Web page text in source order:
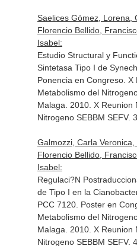
Saelices Gómez, Lorena,
Florencio Bellido,
Isabel:
Estudio Structural y
Sintetasa Tipo I de
Ponencia en Congreso.
Metabolismo del
Malaga. 2010. X Reunion
Nitrogeno SEBBM SEFV.
Galmozzi, Carla
Florencio Bellido,
Isabel:
Regulaci?N
de Tipo I en la
PCC 7120. Poster en
Metabolismo del
Malaga. 2010. X Reunion
Nitrogeno SEBBM SEFV.